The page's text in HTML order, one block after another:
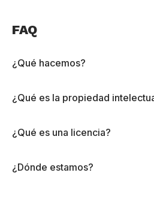
FAQ
¿Qué hacemos?
¿Qué es la propiedad
¿Qué es una licencia?
¿Dónde estamos?